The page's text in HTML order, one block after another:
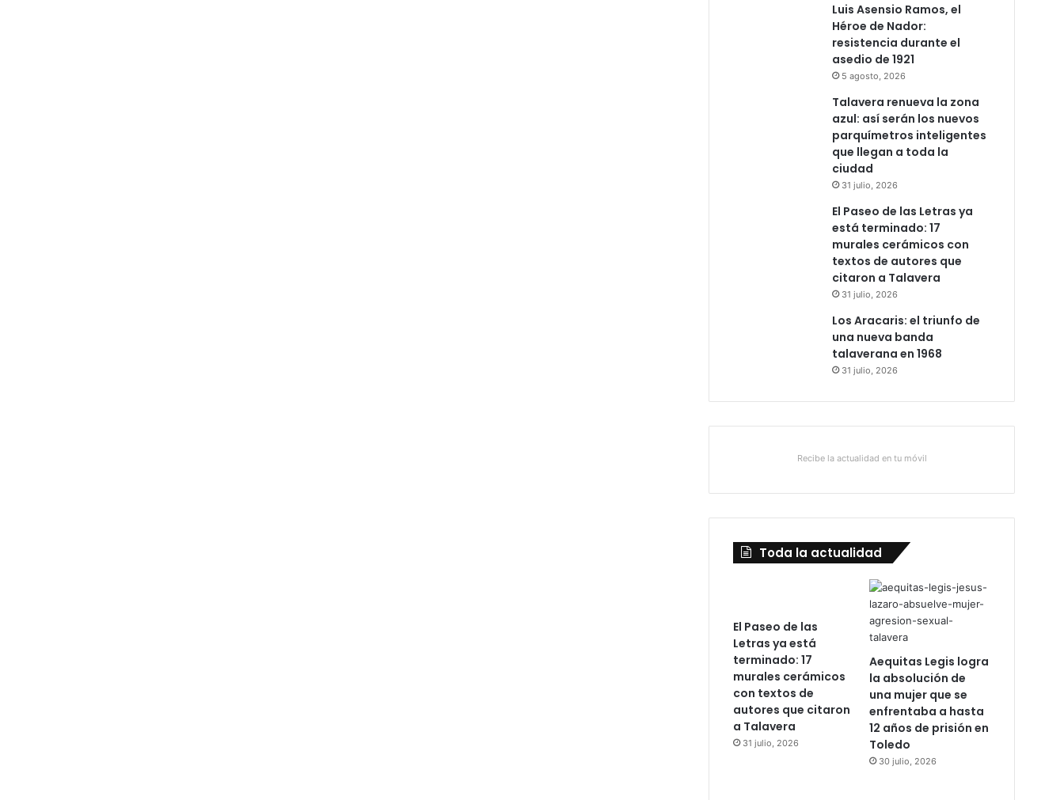
Luis Asensio Ramos, el
Héroe de Nador:
resistencia durante el
asedio de 1921
5 agosto, 2026
Talavera renueva la zona
azul: así serán los nuevos
parquímetros inteligentes
que llegan a toda la
ciudad
31 julio, 2026
El Paseo de las Letras ya
está terminado: 17
murales cerámicos con
textos de autores que
citaron a Talavera
31 julio, 2026
Los Aracaris: el triunfo de
una nueva banda
talaverana en 1968
31 julio, 2026
Recibe la actualidad en tu móvil
Toda la actualidad
El Paseo de las
Letras ya está
terminado: 17
murales cerámicos
con textos de
autores que citaron
a Talavera
31 julio, 2026
Aequitas Legis logra
la absolución de
una mujer que se
enfrentaba a hasta
12 años de prisión en
Toledo
30 julio, 2026